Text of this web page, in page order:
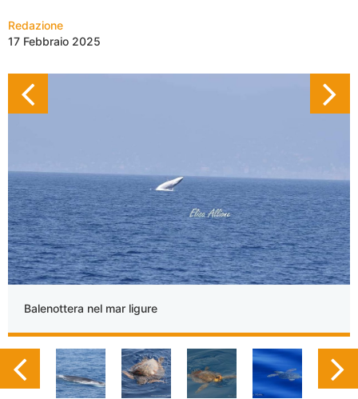
Redazione
17 Febbraio 2025
Balenottera nel mar ligure